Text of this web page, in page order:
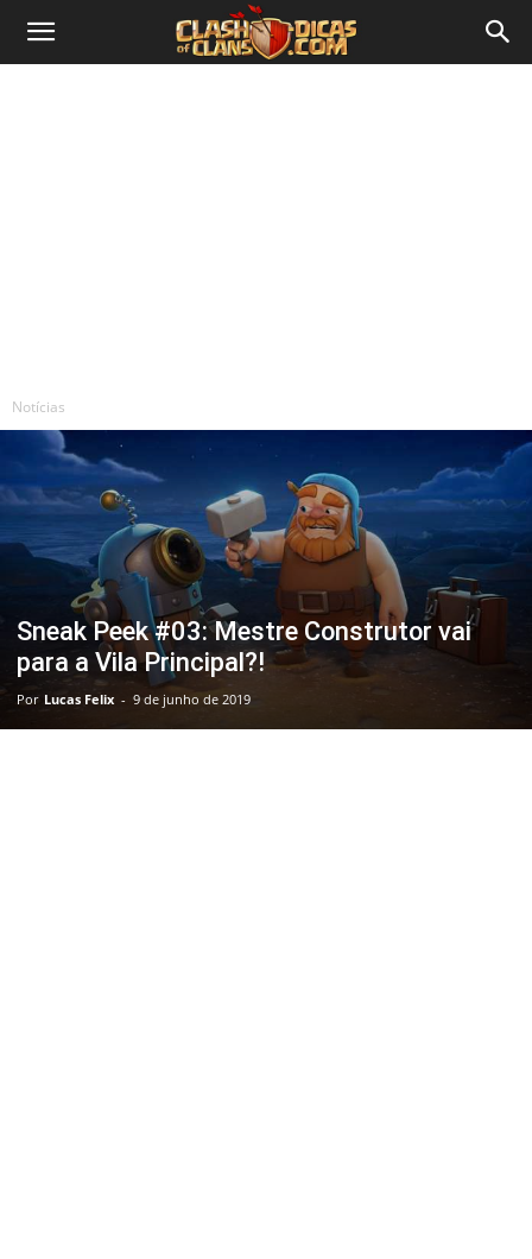
Notícias
Sneak Peek #03: Mestre Construtor vai
para a Vila Principal?!
Por Lucas Felix - 9 de junho de 2019